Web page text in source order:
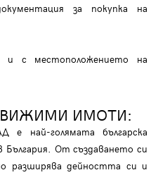
за покупка на
и с местоположението на
ИМОТИ:
най-голямата българска
От създаването си
разширява дейността си и